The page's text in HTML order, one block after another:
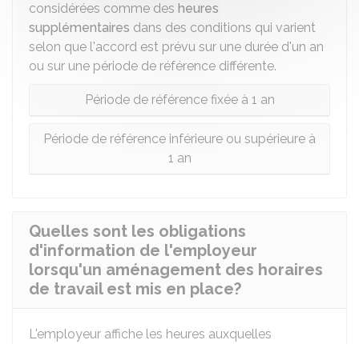
considérées comme des heures
supplémentaires dans des conditions qui varient
selon que l'accord est prévu sur une durée d'un an
ou sur une période de référence différente.
Période de référence fixée à 1 an
Période de référence inférieure ou supérieure à
1 an
Quelles sont les obligations
d'information de l'employeur
lorsqu'un aménagement des horaires
de travail est mis en place?
L'employeur affiche les heures auxquelles